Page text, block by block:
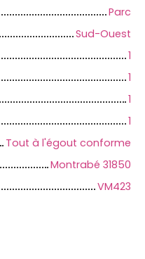
Parc
Sud-Ouest
1
1
1
1
Tout à l'égout conforme
Montrabé 31850
VM423